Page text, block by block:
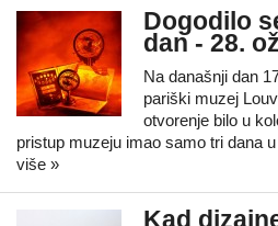
Dogodilo
dan - 28.
Na današnji dan
pariški muzej
otvorenje bilo u
pristup muzeju imao samo tri dana
više »
Kad